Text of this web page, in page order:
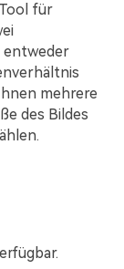
für
entweder
mehrere
des Bildes